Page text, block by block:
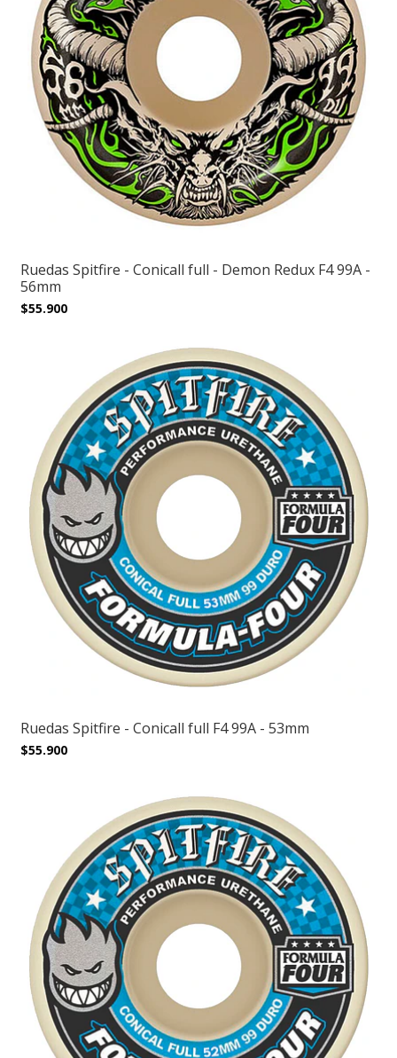
Ruedas Spitfire - Conicall full - Demon Redux F4 99A -
56mm
$55.900
Ruedas Spitfire - Conicall full F4 99A - 53mm
$55.900